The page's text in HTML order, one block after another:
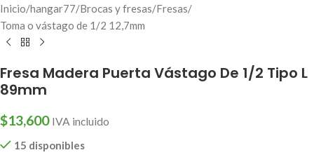
Inicio/hangar77/Brocas y fresas/Fresas/
Toma o vástago de 1/2 12,7mm
Fresa Madera Puerta Vástago De 1/2 Tipo L
89mm
$13,600 IVA incluido
15 disponibles